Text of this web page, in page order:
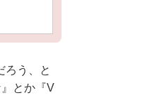
ろう、と
とか『V